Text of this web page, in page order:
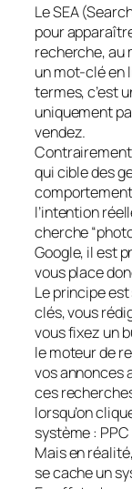
Le SEA
pour
recherche, au
un mot-clé en
termes, c’est
uniquement
vendez.
qui cible des
l’intention
cherche
Google, il est
vous place
Le principe
clés, vous
vous fixez un
le moteur de
vos annonces
ces
lorsqu’on
système :
Mais en
se cache un